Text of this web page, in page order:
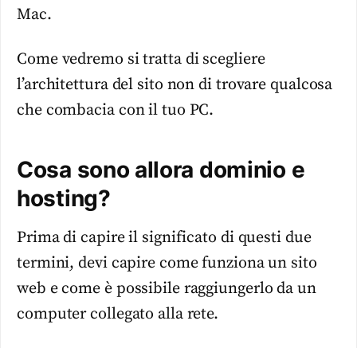
Mac.
Come vedremo si tratta di scegliere
l’architettura del sito non di trovare qualcosa
che combacia con il tuo PC.
Cosa sono allora dominio e
hosting?
Prima di capire il significato di questi due
termini, devi capire come funziona un sito
web e come è possibile raggiungerlo da un
computer collegato alla rete.